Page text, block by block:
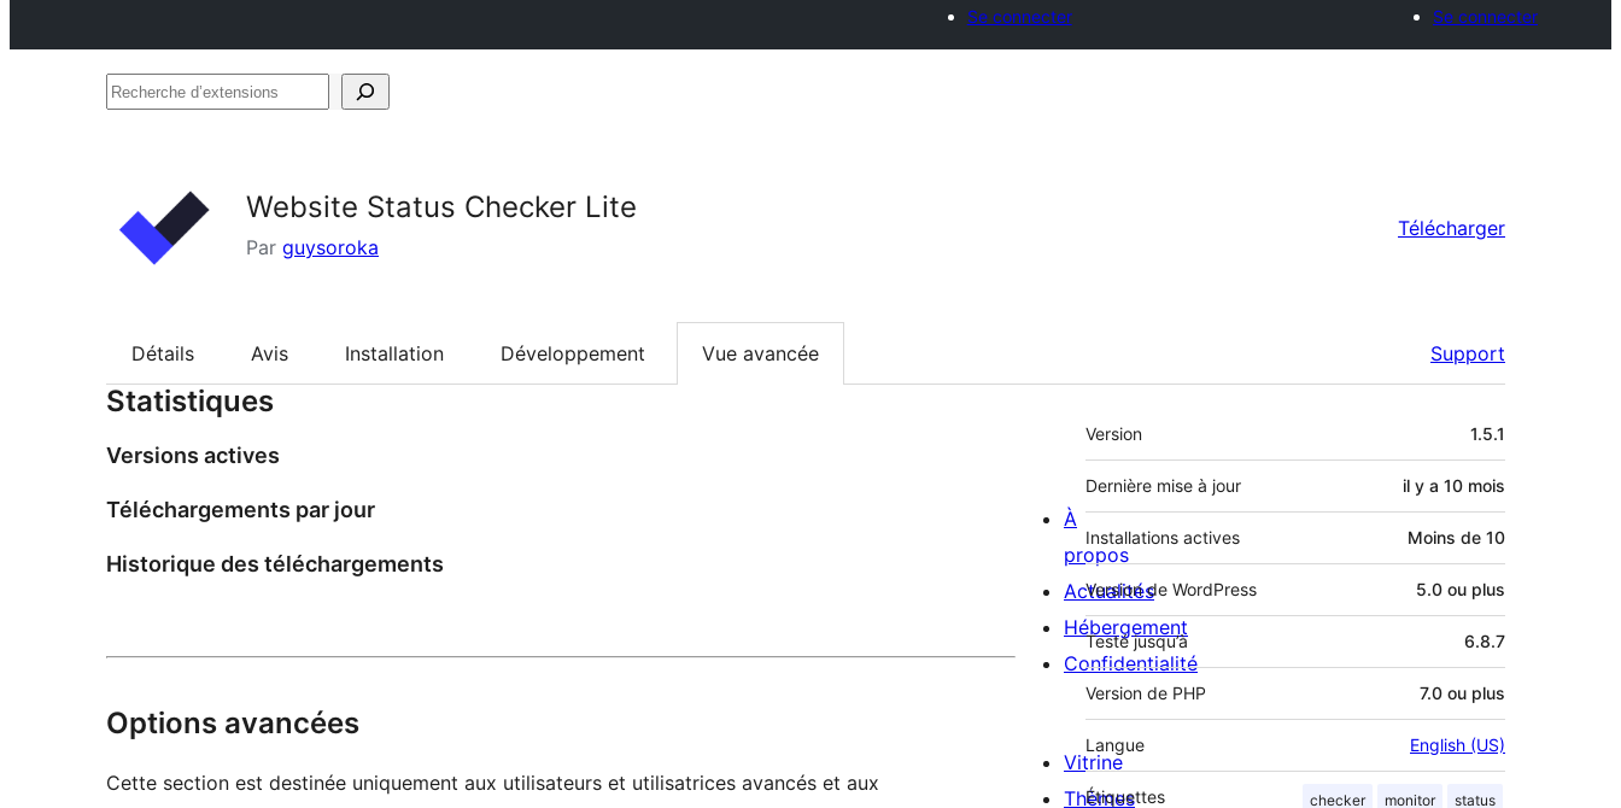
Se connecter
Se connecter
Recherche
Website Status Checker Lite
Par guysoroka
Télécharger
Détails Avis Installation Développement Vue avancée Support
Statistiques
Versions actives
Téléchargements par jour
Historique des téléchargements
Options avancées
Cette section est destinée uniquement aux utilisateurs et utilisatrices avancés et aux
Méta
Version 1.5.1
Dernière mise à jour il y a 10 mois
Installations actives Moins de 10
Version de WordPress 5.0 ou plus
Testé jusqu’à 6.8.7
Version de PHP 7.0 ou plus
Langue English (US)
Étiquettes checker monitor status
À
propos
Actualités
Hébergement
Confidentialité
Vitrine
Thèmes